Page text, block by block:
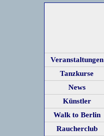
Veranstaltungen
Tanzkurse
News
Künstler
Walk to Berlin
Raucherclub